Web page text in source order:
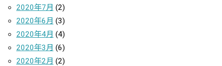
2020年7月 (2)
2020年6月 (3)
2020年4月 (4)
2020年3月 (6)
2020年2月 (2)